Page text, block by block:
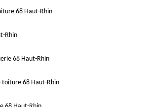
68 Haut-Rhin
Rhin
68 Haut-Rhin
toiture 68 Haut-Rhin